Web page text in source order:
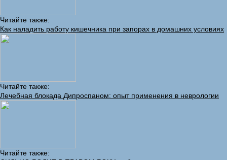
Читайте также:
Как наладить работу кишечника при запорах в домашних условиях
Читайте также:
Лечебная блокада Дипроспаном: опыт применения в неврологии
Читайте также: